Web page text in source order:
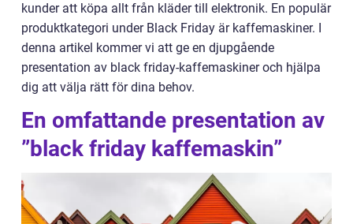
kunder att köpa allt från kläder till elektronik. En populär
produktkategori under Black Friday är kaffemaskiner. I
denna artikel kommer vi att ge en djupgående
presentation av black friday-kaffemaskiner och hjälpa
dig att välja rätt för dina behov.
En omfattande presentation av
”black friday kaffemaskin”